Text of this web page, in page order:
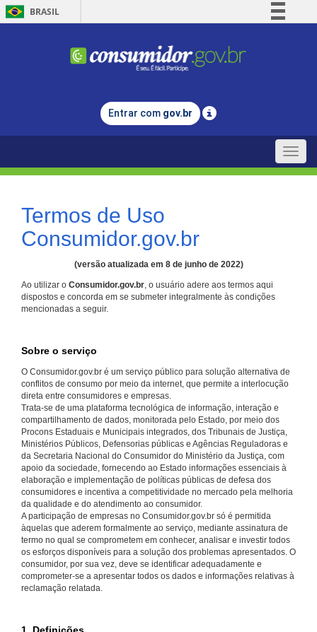
BRASIL
Comunica BR
Legislação
Entrar com gov.br
Toggle
Termos de Uso
Consumidor.gov.br
(versão atualizada em 8 de junho de 2022)
Ao utilizar o Consumidor.gov.br, o usuário adere aos termos aqui
dispostos e concorda em se submeter integralmente às condições
mencionadas a seguir.
Sobre o serviço
O Consumidor.gov.br é um serviço público para solução alternativa de
conflitos de consumo por meio da internet, que permite a interlocução
direta entre consumidores e empresas.
Trata-se de uma plataforma tecnológica de informação, interação e
compartilhamento de dados, monitorada pelo Estado, por meio dos
Procons Estaduais e Municipais integrados, dos Tribunais de Justiça,
Ministérios Públicos, Defensorias públicas e Agências Reguladoras e
da Secretaria Nacional do Consumidor do Ministério da Justiça, com
apoio da sociedade, fornecendo ao Estado informações essenciais à
elaboração e implementação de políticas públicas de defesa dos
consumidores e incentiva a competitividade no mercado pela melhoria
da qualidade e do atendimento ao consumidor.
A participação de empresas no Consumidor.gov.br só é permitida
àquelas que aderem formalmente ao serviço, mediante assinatura de
termo no qual se comprometem em conhecer, analisar e investir todos
os esforços disponíveis para a solução dos problemas apresentados. O
consumidor, por sua vez, deve se identificar adequadamente e
comprometer-se a apresentar todos os dados e informações relativas à
reclamação relatada.